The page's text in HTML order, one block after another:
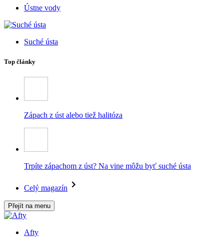
Ústne vody
Suché ústa
Top články
Zápach z úst alebo tiež halitóza
Trpíte zápachom z úst? Na vine môžu byť suché ústa
Celý magazín
Přejít na menu
Afty